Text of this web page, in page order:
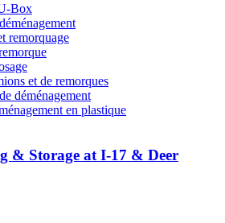
Box
remorquage
et de remorques
déménagement
en plastique
& Storage at I-17 & Deer